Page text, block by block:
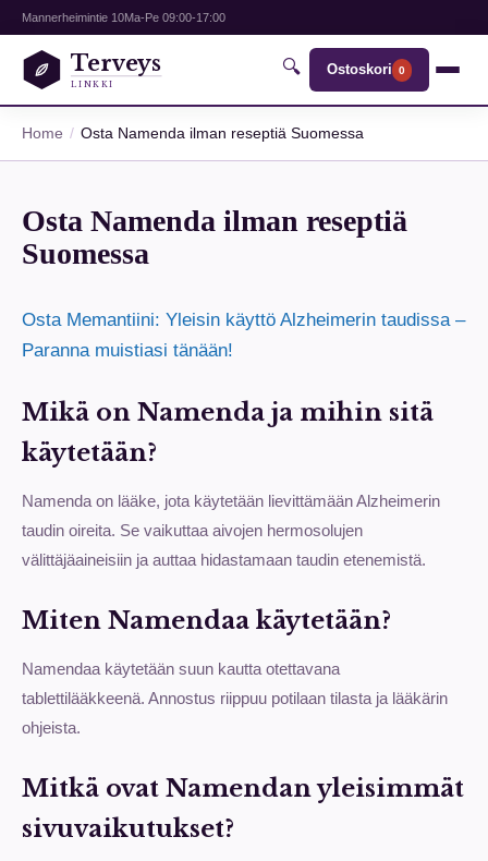
Mannerheimintie 10Ma-Pe 09:00-17:00
Terveys
LINKKI
🔍 Ostoskori 0
Home Osta Namenda ilman reseptiä Suomessa
Osta Namenda ilman reseptiä
Suomessa
Osta Memantiini: Yleisin käyttö Alzheimerin taudissa –
Paranna muistiasi tänään!
Mikä on Namenda ja mihin sitä
käytetään?
Namenda on lääke, jota käytetään lievittämään Alzheimerin
taudin oireita. Se vaikuttaa aivojen hermosolujen
välittäjäaineisiin ja auttaa hidastamaan taudin etenemistä.
Miten Namendaa käytetään?
Namendaa käytetään suun kautta otettavana
tablettilääkkeenä. Annostus riippuu potilaan tilasta ja lääkärin
ohjeista.
Mitkä ovat Namendan yleisimmät
sivuvaikutukset?